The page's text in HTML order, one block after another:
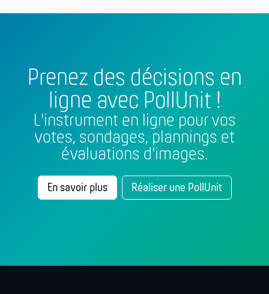
Prenez des décisions en
ligne avec PollUnit !
L'instrument en ligne pour vos
votes, sondages, plannings et
évaluations d'images.
En savoir plus Réaliser une PollUnit